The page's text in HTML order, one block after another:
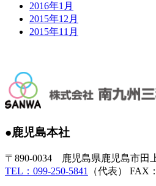
2016年1月
2015年12月
2015年11月
●鹿児島本社
〒890-0034 鹿児島県鹿児島市田
TEL：099-250-5841
（代表） FAX